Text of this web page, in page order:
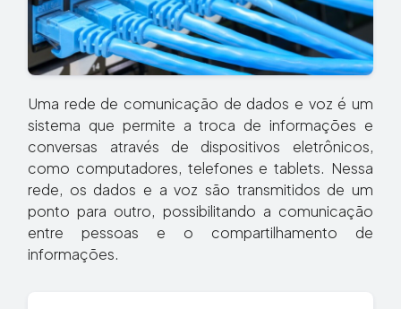
Uma rede de comunicação de dados e voz é um
sistema que permite a troca de informações e
conversas através de dispositivos eletrônicos,
como computadores, telefones e tablets. Nessa
rede, os dados e a voz são transmitidos de um
ponto para outro, possibilitando a comunicação
entre pessoas e o compartilhamento de
informações.